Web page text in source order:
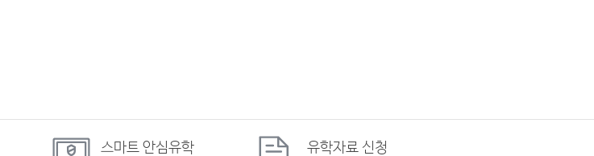
스마트 안심유학 유학자료 신청